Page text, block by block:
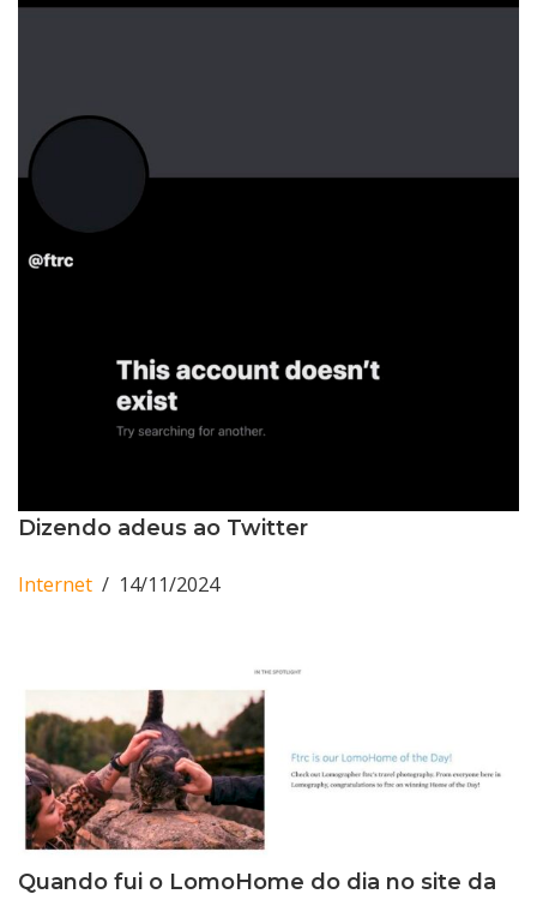
Dizendo adeus ao Twitter
Internet 14/11/2024
Quando fui o LomoHome do dia no site da